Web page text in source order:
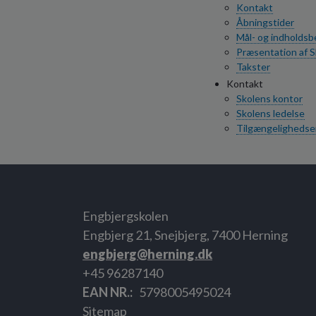
Kontakt
Åbningstider
Mål- og
Præsentation af
Takster
Kontakt
Skolens kontor
Skolens ledelse
Engbjergskolen
Engbjerg 21, Snejbjerg, 7400 Herning
engbjerg@herning.dk
+45 96287140
EAN NR.
5798005495024
Sitemap